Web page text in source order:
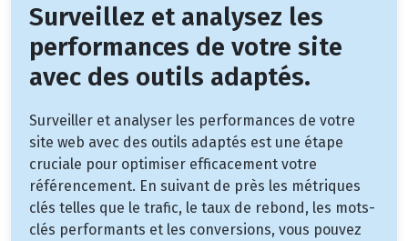
Surveillez et analysez les
performances de votre site
avec des outils adaptés.
Surveiller et analyser les performances de votre
site web avec des outils adaptés est une étape
cruciale pour optimiser efficacement votre
référencement. En suivant de près les métriques
clés telles que le trafic, le taux de rebond, les mots-
clés performants et les conversions, vous pouvez